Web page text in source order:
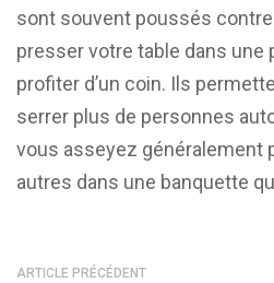
sont souvent poussés
presser votre table dans une
profiter d’un coin. Ils
serrer plus de personnes
vous asseyez généralement
autres dans une banquette
ARTICLE PRÉCÉDENT